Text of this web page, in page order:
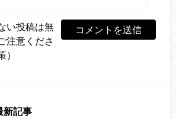
い投稿は無
注意くださ
新記事